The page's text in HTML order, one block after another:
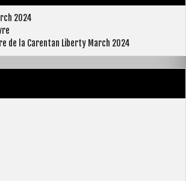
2024
de la Carentan Liberty March 2024